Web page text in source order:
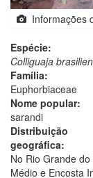
Informações
Espécie:
Colliguaja
Família:
Euphorbiaceae
Nome popular:
sarandi
Distribuição
geográfica:
No Rio Grande
Médio e Encosta